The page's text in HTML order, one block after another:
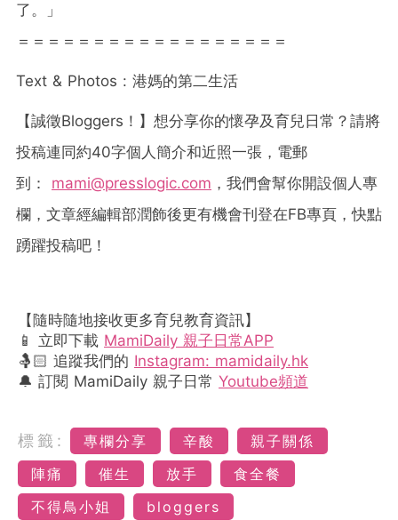
了。」
＝＝＝＝＝＝＝＝＝＝＝＝＝＝＝＝＝＝
Text & Photos : 港媽的第二生活
【誠徵Bloggers ！】想分享你的懷孕及育兒日常？請將
投稿連同約40字個人簡介和近照一張，電郵
到：
mami@presslogic.com ，我們會幫你開設個人專
欄，文章經編輯部潤飾後更有機會刊登在FB專頁，快點
踴躍投稿吧！
【隨時隨地接收更多育兒教育資訊】
📱 立即下載 MamiDaily 親子日常APP
🤱🏻 追蹤我們的 Instagram: mamidaily.hk
🔔 訂閱 MamiDaily 親子日常 Youtube頻道
標籤: 專欄分享 辛酸
親子關係
陣痛
催生 放手
食全餐
不得鳥小姐
bloggers